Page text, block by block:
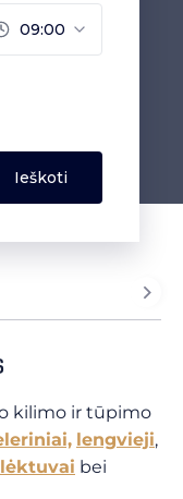
kilimo ir tūpimo
lengvieji,
bei